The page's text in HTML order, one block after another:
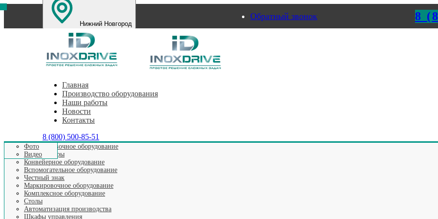
Нижний Новгород
Санкт-Петербург Челябинск
Обратный звонок 8
Главная
Производство оборудования
Этикетировочное оборудование
Аппликаторы
Конвейерное оборудование
Вспомогательное оборудование
Честный знак
Маркировочное оборудование
Комплексное оборудование
Столы
Автоматизация производства
Шкафы управления
Наши работы
Фото
Видео
Новости
Контакты
8 (800) 500-85-51